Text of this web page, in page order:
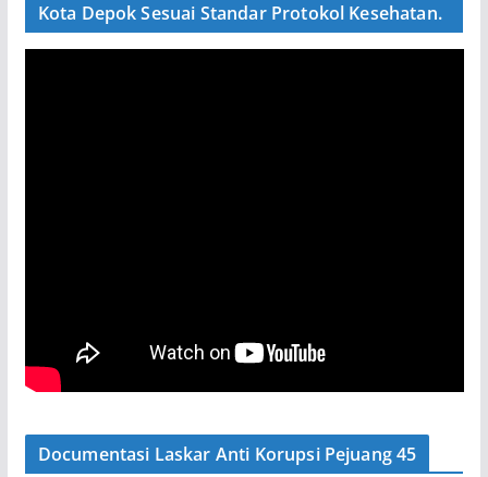
Kota Depok Sesuai Standar Protokol Kesehatan.
Documentasi Laskar Anti Korupsi Pejuang 45